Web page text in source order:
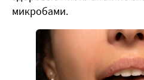
микробами.